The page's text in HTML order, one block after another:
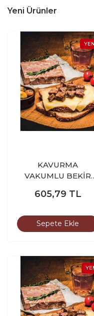
Yeni Ürünler
KAVURMA
VAKUMLU BEKİR
605,79 TL
Sepete Ekle